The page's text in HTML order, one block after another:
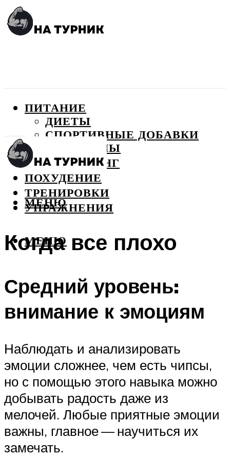
ПИТАНИЕ
ДИЕТЫ
СПОРТИВНЫЕ ДОБАВКИ
ВИТАМИНЫ
БОДИБИЛДИНГ
ПОХУДЕНИЕ
ТРЕНИРОВКИ
УПРАЖНЕНИЯ
МЕНЮ
МЕНЮ
Когда все плохо
Средний уровень:
внимание к эмоциям
Наблюдать и анализировать
эмоции сложнее, чем есть чипсы,
но с помощью этого навыка можно
добывать радость даже из
мелочей. Любые приятные эмоции
важны, главное — научиться их
замечать.